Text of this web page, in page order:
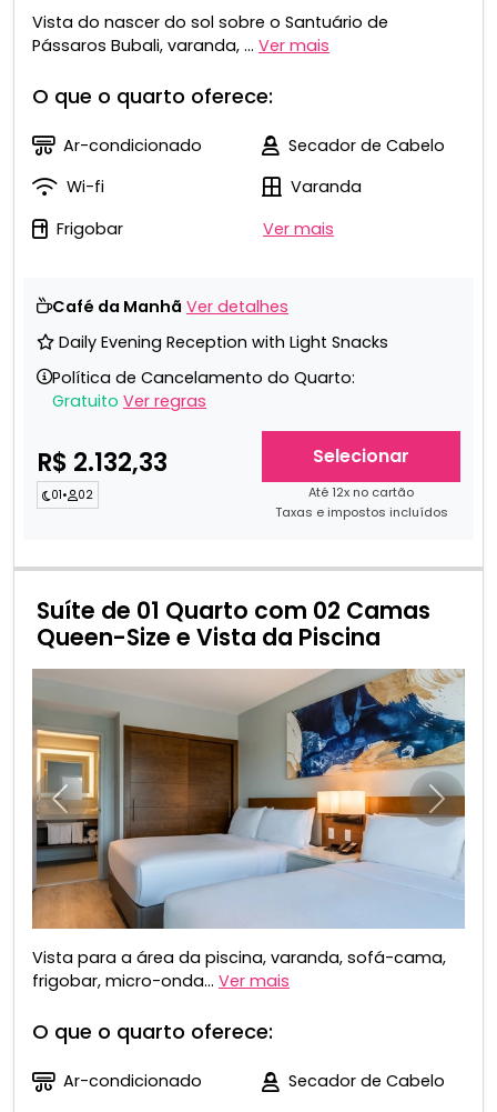
Vista do nascer do sol sobre o Santuário de
Pássaros Bubali, varanda, ... Ver mais
O que o quarto oferece:
Ar-condicionado
Secador de Cabelo
Wi-fi
Varanda
Frigobar
Ver mais
Café da Manhã Ver detalhes
Daily Evening Reception with Light Snacks
Política de Cancelamento do Quarto:
Gratuito Ver regras
R$ 2.132,33
01• 02
Selecionar
Até 12x no cartão
Taxas e impostos incluídos
Suíte de 01 Quarto com 02 Camas
Queen-Size e Vista da Piscina
Anterior
Vista para a área da piscina, varanda, sofá-cama,
frigobar, micro-onda... Ver mais
O que o quarto oferece:
Ar-condicionado
Secador de Cabelo